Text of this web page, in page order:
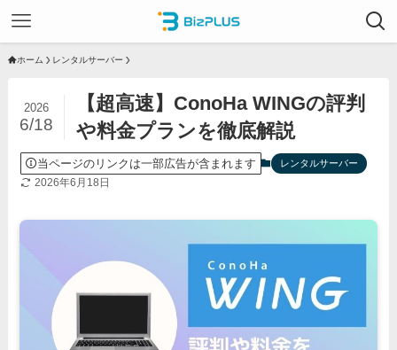
ホーム レンタルサーバー
【超高速】ConoHa WINGの評判
や料金プランを徹底解説
2026
6/18
当ページのリンクは一部広告が含まれます レンタルサーバー
2026年6月18日